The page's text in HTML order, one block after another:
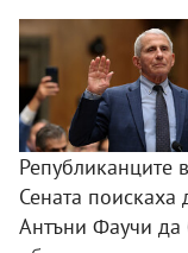
Републиканците в
Сената поискаха
Антъни Фаучи да